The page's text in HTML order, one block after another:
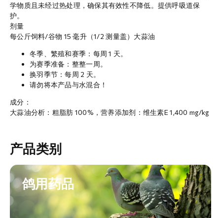
学物质且未经过热处理，确保其有效性不降低。提供呼吸道保
护。
剂量
每公斤饲料/谷物 15 毫升（1/2 测量盖）大蒜油
冬季、繁殖和赛季：每周 1 天。
为赛季准备：整整一周。
换羽季节：每周 2 天。
请勿将本产品与水混合！
成分：
大蒜油分析：粗脂肪 100%，营养添加剂：维生素E 1,400 mg/kg
产品类别
鸽用药品